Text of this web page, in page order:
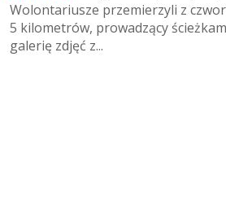
Wolontariusze przemierzyli z
5 kilometrów, prowadzący
galerię zdjęć z...